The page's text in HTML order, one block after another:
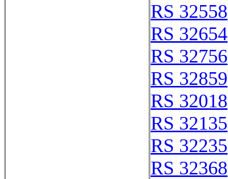
RS 32558
RS 32654
RS 32756
RS 32859
RS 32018
RS 32135
RS 32235
RS 32368